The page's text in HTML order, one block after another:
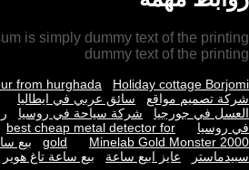
is simply dummy text of the printing
dummy text of the printing
from hurghada
Holiday cottage Borjomi
شركة تصميم مواقع
سائق عربي في ايطاليا
العسل في جورجيا
شركة سياحة في روسيا
في روسيا
best cheap metal detector for
gold
Minelab Gold Monster 2000
بيع
سبيدماستر
عايز ابيع ساعة بيع ساعة تاغ هوير